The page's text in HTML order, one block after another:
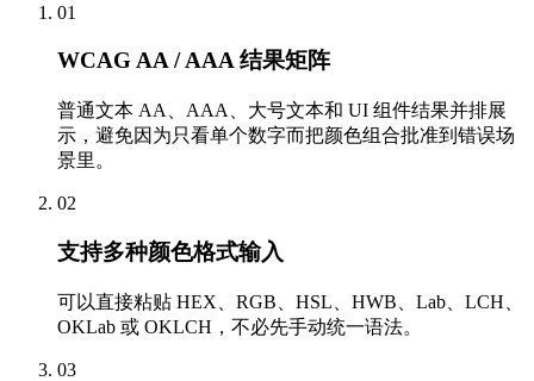
01
WCAG AA / AAA 结果矩阵
普通文本 AA、AAA、大号文本和 UI 组件结果并排展
示，避免因为只看单个数字而把颜色组合批准到错误场
景里。
02
支持多种颜色格式输入
可以直接粘贴 HEX、RGB、HSL、HWB、Lab、LCH、
OKLab 或 OKLCH，不必先手动统一语法。
03